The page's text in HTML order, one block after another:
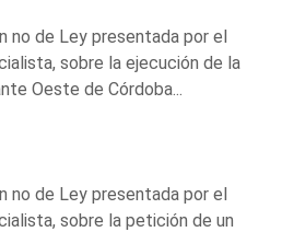
no de Ley presentada por el
sobre la ejecución de la
Oeste de Córdoba...
no de Ley presentada por el
sobre la petición de un